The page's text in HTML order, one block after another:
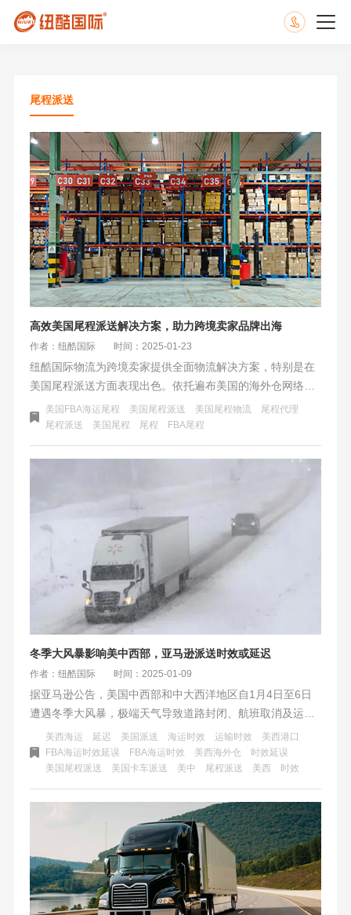
尾程派送
高效美国尾程派送解决方案，助力跨境卖家品牌出海
作者：纽酷国际 时间：2025-01-23
纽酷国际物流为跨境卖家提供全面物流解决方案，特别是在
美国尾程派送方面表现出色。依托遍布美国的海外仓网络，
提供海外仓一件代发、中转及多项增值服务。同时，整合头
程海运、空运与尾程派送资源，实现物流链条无缝对接，助
力跨境卖家降低成本、提高效率，赢得市场竞争优势。
美国FBA海运尾程 美国尾程派送 美国尾程物流
尾程代理
尾程派送
美国尾程 尾程 FBA尾程
冬季大风暴影响美中西部，亚马逊派送时效或延迟
作者：纽酷国际 时间：2025-01-09
据亚马逊公告，美国中西部和中大西洋地区自1月4日至6日
遭遇冬季大风暴，极端天气导致道路封闭、航班取消及运输
受阻，对亚马逊在该地区的预约服务造成显著影响，入库、
出库及末端配送时效预计将出现延迟。请相关卖家和消费者
知悉并做好相应准备，以应对可能的配送延误情况。
美西海运 延迟 美国派送 海运时效 运输时效
美西港口
FBA海运时效延误
FBA海运时效 美西海外仓
时效延误
美国尾程派送
美国卡车派送 美中 尾程派送 美西 时效